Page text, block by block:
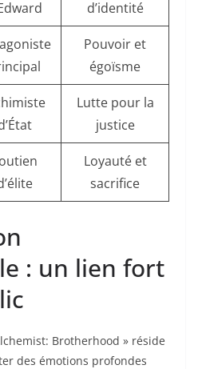
d’identité
Pouvoir et
égoïsme
Lutte pour la
justice
Loyauté et
sacrifice
: un lien fort
Brotherhood » réside
des émotions profondes